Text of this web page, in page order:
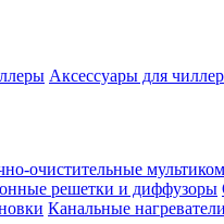
Аксессуары для
очистительные
решетки и диффузоры
Канальные